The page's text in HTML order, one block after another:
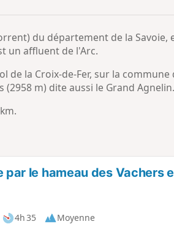
du département de la
un affluent de l'Arc.
de la Croix-de-Fer, sur la commune
m) dite aussi le Grand Agnelin.
par le hameau des Vachers
4h 35
Moyenne